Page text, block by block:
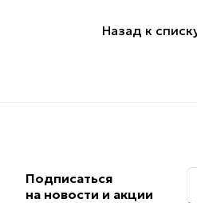
Назад к
Подписаться
на новости и акции